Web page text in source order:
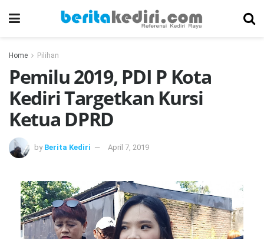
Home Pilihan
Pemilu 2019, PDI P Kota
Kediri Targetkan Kursi
Ketua DPRD
by Berita Kediri April 7, 2019